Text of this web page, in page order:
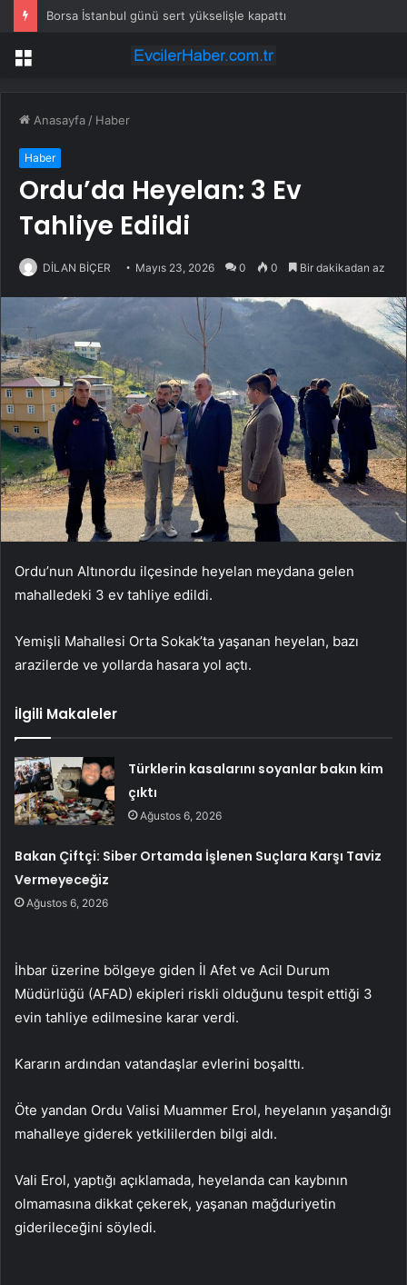
Borsa İstanbul günü sert yükselişle kapattı
Menü
Anasayfa / Haber
Haber
Ordu’da Heyelan: 3 Ev
Tahliye Edildi
DİLAN BİÇER Mayıs 23, 2026 0 0 Bir dakikadan az
Ordu’nun Altınordu ilçesinde heyelan meydana gelen
mahalledeki 3 ev tahliye edildi.
Yemişli Mahallesi Orta Sokak’ta yaşanan heyelan, bazı
arazilerde ve yollarda hasara yol açtı.
İlgili Makaleler
Türklerin kasalarını soyanlar bakın kim
çıktı
Ağustos 6, 2026
Bakan Çiftçi: Siber Ortamda İşlenen Suçlara Karşı Taviz
Vermeyeceğiz
Ağustos 6, 2026
İhbar üzerine bölgeye giden İl Afet ve Acil Durum
Müdürlüğü (AFAD) ekipleri riskli olduğunu tespit ettiği 3
evin tahliye edilmesine karar verdi.
Kararın ardından vatandaşlar evlerini boşalttı.
Öte yandan Ordu Valisi Muammer Erol, heyelanın yaşandığı
mahalleye giderek yetkililerden bilgi aldı.
Vali Erol, yaptığı açıklamada, heyelanda can kaybının
olmamasına dikkat çekerek, yaşanan mağduriyetin
giderileceğini söyledi.